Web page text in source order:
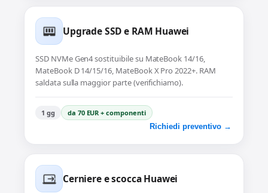
Upgrade SSD e RAM Huawei
SSD NVMe Gen4 sostituibile su MateBook 14/16,
MateBook D 14/15/16, MateBook X Pro 2022+. RAM
saldata sulla maggior parte (verifichiamo).
1 gg da 70 EUR + componenti
Richiedi preventivo →
Cerniere e scocca Huawei